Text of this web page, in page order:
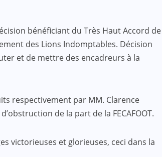
bénéficiant du Très Haut Accord de
des Lions Indomptables. Décision
et de mettre des encadreurs à la
respectivement par MM. Clarence
de la part de la FECAFOOT.
victorieuses et glorieuses, ceci dans la